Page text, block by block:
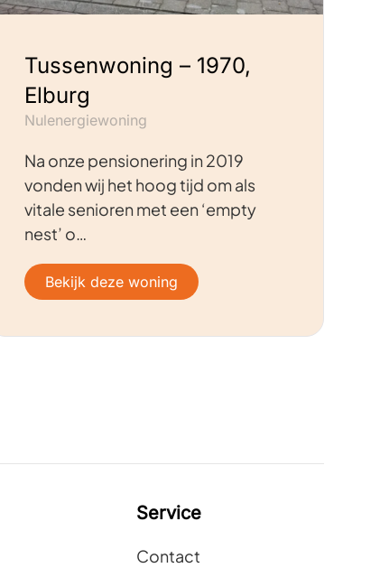
Tussenwoning – 1970,
Elburg
Nulenergiewoning
Na onze pensionering in 2019
vonden wij het hoog tijd om als
vitale senioren met een ‘empty
nest’ o…
Bekijk deze woning
Service
Contact